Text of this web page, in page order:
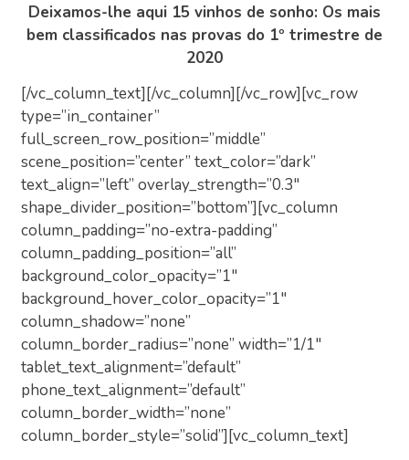
Deixamos-lhe aqui 15 vinhos de sonho: Os mais
bem classificados nas provas do 1º trimestre de
2020
[/vc_column_text][/vc_column][/vc_row][vc_row
type=”in_container”
full_screen_row_position=”middle”
scene_position=”center” text_color=”dark”
text_align=”left” overlay_strength=”0.3″
shape_divider_position=”bottom”][vc_column
column_padding=”no-extra-padding”
column_padding_position=”all”
background_color_opacity=”1″
background_hover_color_opacity=”1″
column_shadow=”none”
column_border_radius=”none” width=”1/1″
tablet_text_alignment=”default”
phone_text_alignment=”default”
column_border_width=”none”
column_border_style=”solid”][vc_column_text]